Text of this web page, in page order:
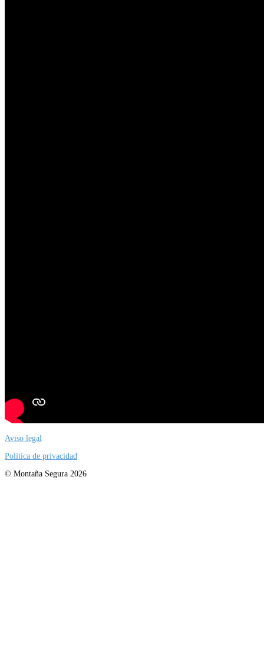
Aviso legal
Política de privacidad
© Montaña Segura 2026